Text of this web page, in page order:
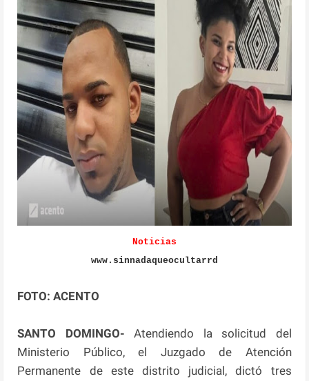
Noticias
www.sinnadaqueocultarrd
FOTO: ACENTO
SANTO DOMINGO- Atendiendo la solicitud del
Ministerio Público, el Juzgado de Atención
Permanente de este distrito judicial, dictó tres